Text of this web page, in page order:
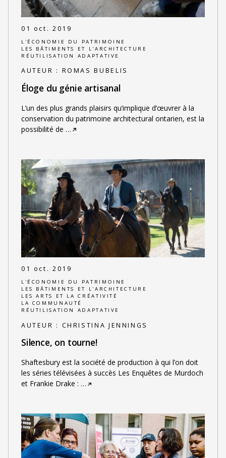
01 oct. 2019
L'ÉCONOMIE DU PATRIMOINE
LES BÂTIMENTS ET L'ARCHITECTURE
RÉUTILISATION ADAPTATIVE
AUTEUR : ROMAS BUBELIS
Éloge du génie artisanal
L’un des plus grands plaisirs qu’implique d’œuvrer à la
conservation du patrimoine architectural ontarien, est la
possibilité de …
01 oct. 2019
L'ÉCONOMIE DU PATRIMOINE
LES BÂTIMENTS ET L'ARCHITECTURE
LES ARTS ET LA CRÉATIVITÉ
LA COMMUNAUTÉ
RÉUTILISATION ADAPTATIVE
AUTEUR : CHRISTINA JENNINGS
Silence, on tourne!
Shaftesbury est la société de production à qui l’on doit
les séries télévisées à succès Les Enquêtes de Murdoch
et Frankie Drake : …